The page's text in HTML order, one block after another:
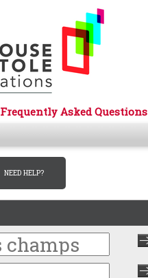
Frequently Asked Questions
NEED HELP?